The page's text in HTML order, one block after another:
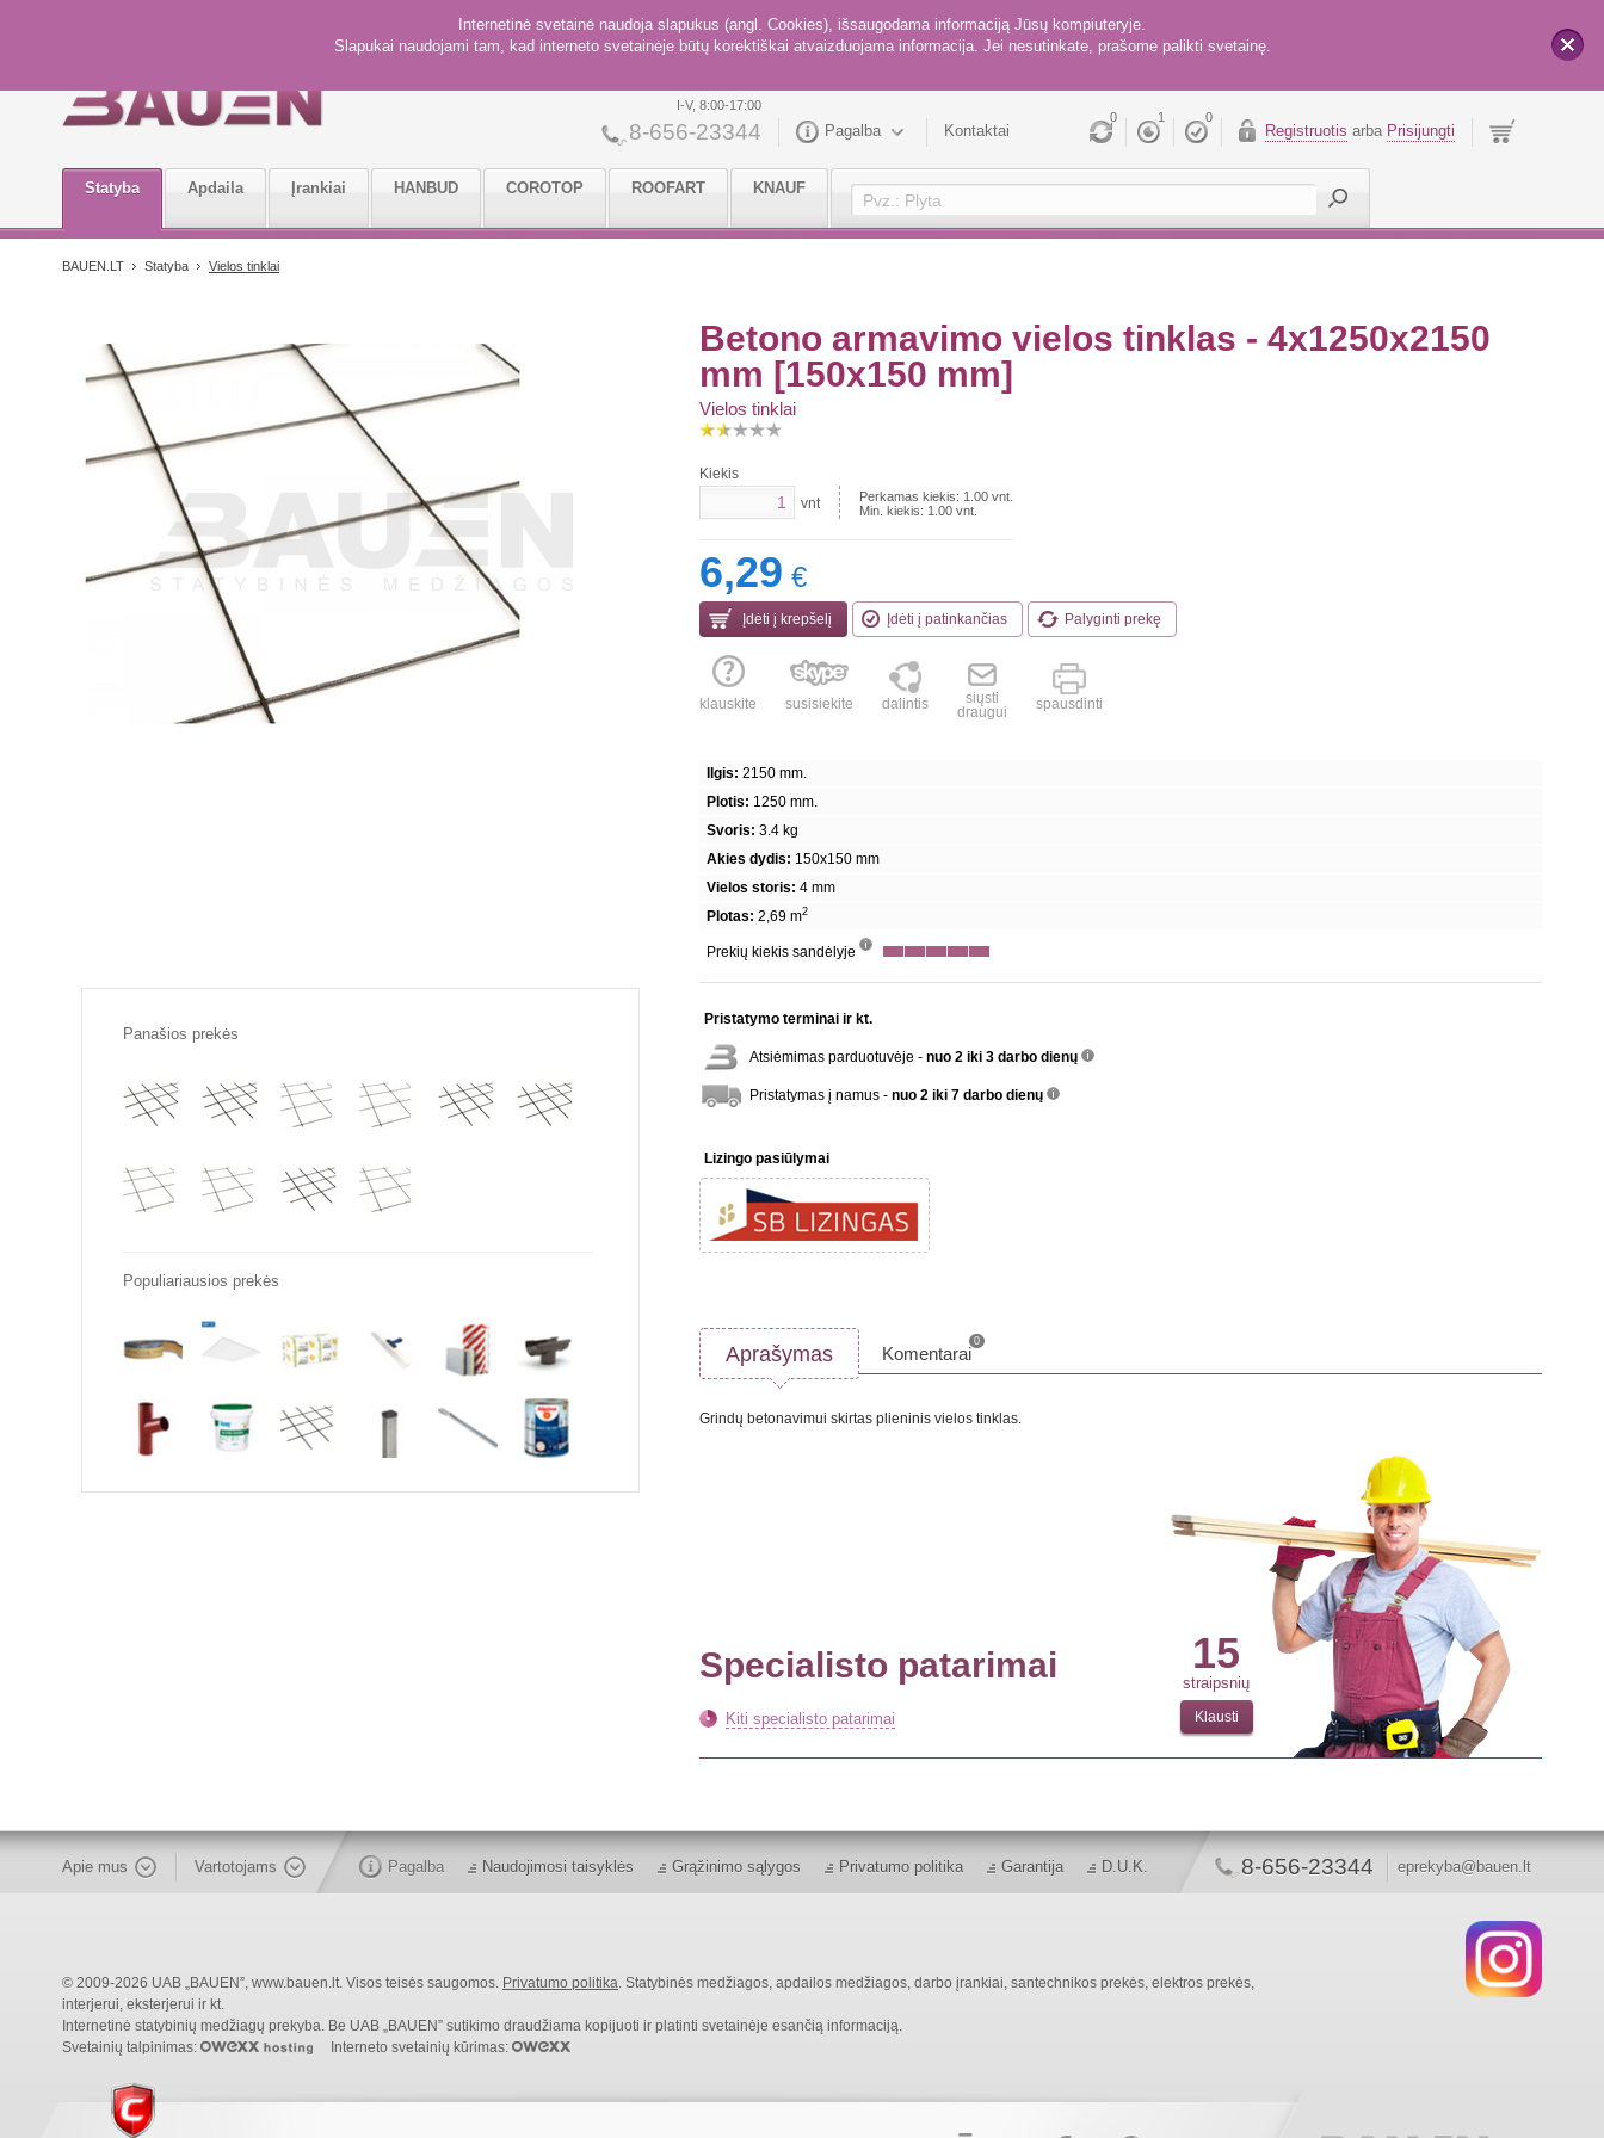
Internetinė svetainė naudoja slapukus (angl. Cookies), išsaugodama informaciją Jūsų kompiuteryje.
Slapukai naudojami tam, kad interneto svetainėje būtų korektiškai atvaizduojama informacija. Jei nesutinkate, prašome palikti svetainę.
0 1 0
Registruotis arba Prisijungti
I-V, 8:00-17:00
8-656-23344 Pagalba Kontaktai
Statyba Apdaila Įrankiai HANBUD COROTOP ROOFART KNAUF
BAUEN.LT Statyba Vielos tinklai
Betono armavimo vielos tinklas - 4x1250x2150
mm [150x150 mm]
Vielos tinklai
Kiekis
vnt
Perkamas kiekis: 1.00 vnt.
Min. kiekis: 1.00 vnt.
6,29 €
Įdėti į krepšelį Įdėti į patinkančias Palyginti prekę
klauskite susisiekite dalintis
siųsti
draugui
spausdinti
Ilgis: 2150 mm.
Plotis: 1250 mm.
Svoris: 3.4 kg
Akies dydis: 150x150 mm
Vielos storis: 4 mm
Plotas: 2,69 m2
Prekių kiekis sandėlyje
Pristatymo terminai ir kt.
Atsiėmimas parduotuvėje - nuo 2 iki 3 darbo dienų
Pristatymas į namus - nuo 2 iki 7 darbo dienų
Lizingo pasiūlymai
Aprašymas Komentarai
0
Grindų betonavimui skirtas plieninis vielos tinklas.
Specialisto patarimai
Kiti specialisto patarimai
15
straipsnių
Klausti
Panašios prekės
Populiariausios prekės
Apie mus Vartotojams Pagalba Naudojimosi taisyklės Grąžinimo sąlygos Privatumo politika Garantija D.U.K. 8-656-23344 eprekyba@bauen.lt
© 2009-2026 UAB „BAUEN”, www.bauen.lt. Visos teisės saugomos. Privatumo politika. Statybinės medžiagos, apdailos medžiagos, darbo įrankiai, santechnikos prekės, elektros prekės,
interjerui, eksterjerui ir kt.
Internetinė statybinių medžiagų prekyba. Be UAB „BAUEN” sutikimo draudžiama kopijuoti ir platinti svetainėje esančią informaciją.
Svetainių talpinimas:
Interneto svetainių kūrimas: